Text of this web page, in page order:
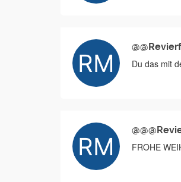
Du das mit
FROHE